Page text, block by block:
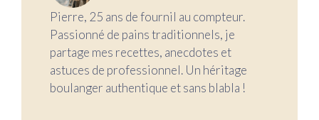
Pierre, 25 ans de fournil au compteur.
Passionné de pains traditionnels, je
partage mes recettes, anecdotes et
astuces de professionnel. Un héritage
boulanger authentique et sans blabla !